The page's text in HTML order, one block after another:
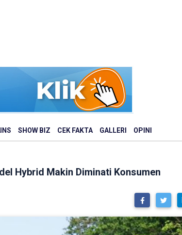
SHOW BIZ CEK FAKTA GALLERI OPINI
Hybrid Makin Diminati Konsumen